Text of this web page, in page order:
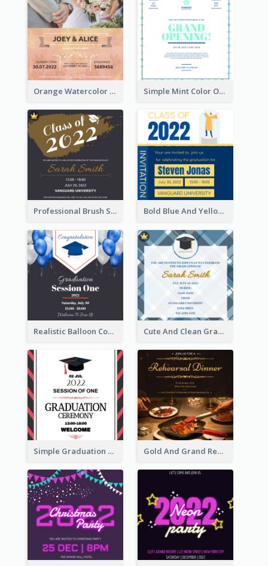
Orange Watercolor Wedding Invitation Simple Mint Color Opening Day Invitation Card Idea
Professional Brush Script Graduation Invitation Design Bold Blue And Yellow Educational Ceremony Invitation Design Ideas
Realistic Balloon Cool Graduation Ceremony Design Cute And Clean Graduation Ceremony Invitation Design Ideas
Simple Graduation Ceremony Invitation Design Template Gold And Grand Rehearsal Dinner For Wedding Invitation